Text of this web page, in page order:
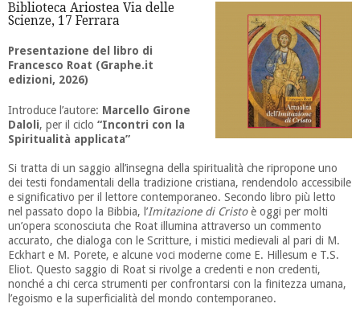
Biblioteca Ariostea Via delle
Scienze, 17 Ferrara
Presentazione del libro di
Francesco Roat (Graphe.it
edizioni, 2026)
Introduce l’autore: Marcello Girone
Daloli, per il ciclo “Incontri con la
Spiritualità applicata”
Si tratta di un saggio all’insegna della spiritualità che ripropone uno
dei testi fondamentali della tradizione cristiana, rendendolo accessibile
e significativo per il lettore contemporaneo. Secondo libro più letto
nel passato dopo la Bibbia, l’Imitazione di Cristoè oggi per molti
un’opera sconosciuta che Roat illumina attraverso un commento
accurato, che dialoga con le Scritture, i mistici medievali al pari di M.
Eckhart e M. Porete, e alcune voci moderne come E. Hillesum e T.S.
Eliot. Questo saggio di Roat si rivolge a credenti e non credenti,
nonché a chi cerca strumenti per confrontarsi con la finitezza umana,
l’egoismo e la superficialità del mondo contemporaneo.